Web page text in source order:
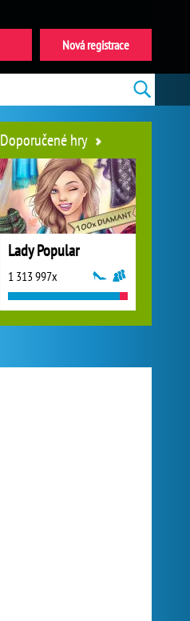
Doporučené hry
Lady Popular
1 313 997x
Nová registrace